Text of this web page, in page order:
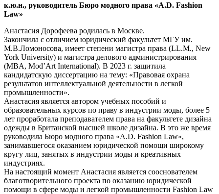
к.ю.н., руководитель Бюро модного права «A.D. Fashion
Law»
Анастасия Дорофеева родилась в Москве.
Закончила с отличием юридический факультет МГУ им.
М.В.Ломоносова, имеет степени магистра права (LL.M., New
York University) и магистра делового администрирования
(MBA, Mod’Art International). В 2023 г. защитила
кандидатскую диссертацию на тему: «Правовая охрана
результатов интеллектуальной деятельности в легкой
промышленности».
Анастасия является автором учебных пособий и
образовательных курсов по праву в индустрии моды, более 5
лет проработала преподавателем права на факультете дизайна
одежды в Британской высшей школе дизайна. В это же время
руководила Бюро модного права «A.D. Fashion Law»,
занимавшегося оказанием юридической помощи широкому
кругу лиц, занятых в индустрии моды и креативных
индустриях.
На настоящий момент Анастасия является сооснователем
благотворительного проекта по оказанию юридической
помощи в сфере моды и легкой промышленности Fashion Law